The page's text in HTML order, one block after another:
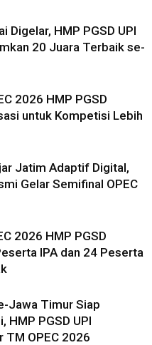
Digelar, HMP PGSD UPI
20 Juara Terbaik se-
2026 HMP PGSD
untuk Kompetisi Lebih
Jatim Adaptif Digital,
Gelar Semifinal OPEC
2026 HMP PGSD
IPA dan 24 Peserta
Jawa Timur Siap
HMP PGSD UPI
TM OPEC 2026